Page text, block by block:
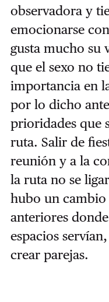
observadora y
emocionarse
gusta mucho su
que el sexo no
importancia en
por lo dicho
prioridades que
ruta. Salir de
reunión y a la
la ruta no se
hubo un cambio
anteriores
espacios
crear parejas.